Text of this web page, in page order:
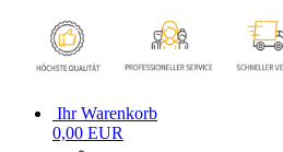
Ihr Warenkorb
0,00 EUR